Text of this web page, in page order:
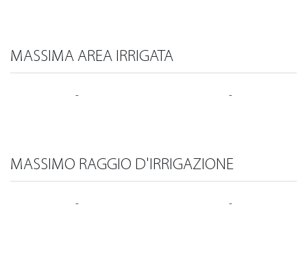
MASSIMA AREA IRRIGATA
- -
MASSIMO RAGGIO D'IRRIGAZIONE
- -